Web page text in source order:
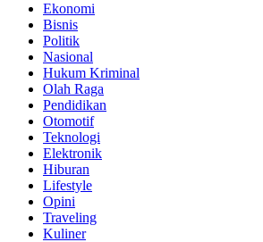
Ekonomi
Bisnis
Politik
Nasional
Hukum Kriminal
Olah Raga
Pendidikan
Otomotif
Teknologi
Elektronik
Hiburan
Lifestyle
Opini
Traveling
Kuliner